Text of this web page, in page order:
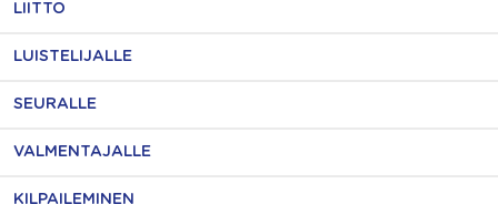
LIITTO
LUISTELIJALLE
SEURALLE
VALMENTAJALLE
KILPAILEMINEN